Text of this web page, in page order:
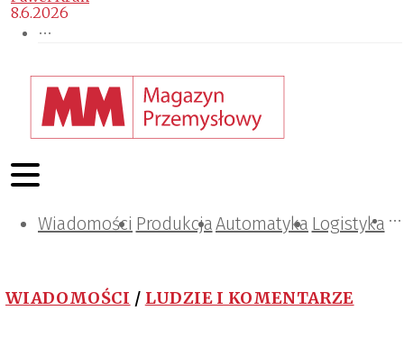
Wiadomości ProdukcjaAutomatyka Logistyka
Projektowanie i konstrukcje
Zarządzanie i IT
Tematy specjalne
WIADOMOŚCI / LUDZIE I KOMENTARZE
8.6.2026